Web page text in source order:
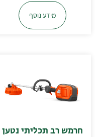
מידע נוסף
חרמש רב תכליתי נטען